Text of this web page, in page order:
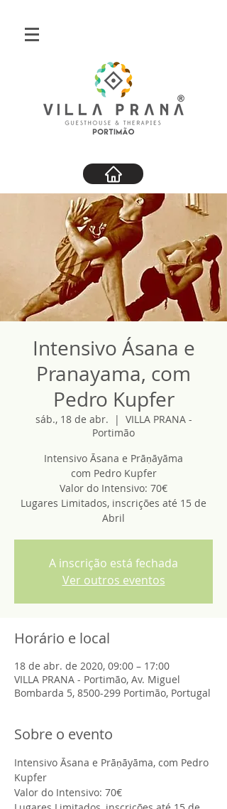
Intensivo Ásana e
Pranayama, com
Pedro Kupfer
sáb., 18 de abr.
  |
VILLA PRANA -
Portimão
Intensivo Āsana e Prāṇāyāma
com Pedro Kupfer
Valor do Intensivo: 70€
Lugares Limitados, inscrições até 15 de
Abril
A inscrição está fechada
Ver outros eventos
Horário e local
18 de abr. de 2020, 09:00 – 17:00
VILLA PRANA - Portimão, Av. Miguel
Bombarda 5, 8500-299 Portimão, Portugal
Sobre o evento
Intensivo Āsana e Prāṇāyāma, com Pedro
Kupfer
Valor do Intensivo: 70€